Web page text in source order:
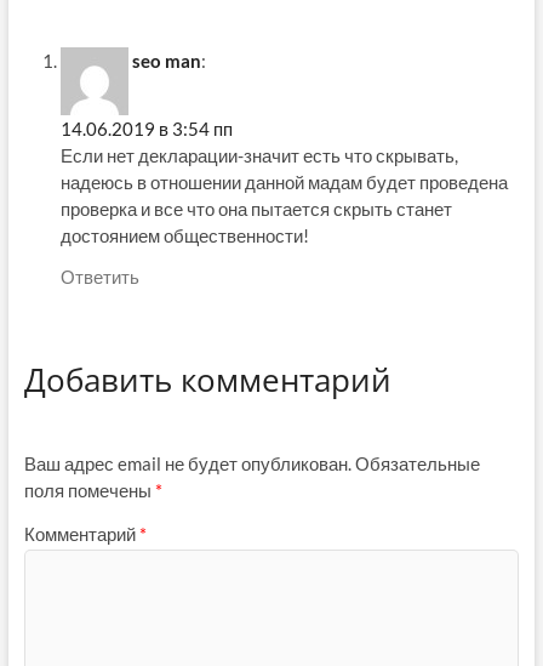
seo man:
14.06.2019 в 3:54 пп
Если нет декларации-значит есть что скрывать,
надеюсь в отношении данной мадам будет проведена
проверка и все что она пытается скрыть станет
достоянием общественности!
Ответить
Добавить комментарий
Ваш адрес email не будет опубликован.Обязательные
поля помечены *
Комментарий *